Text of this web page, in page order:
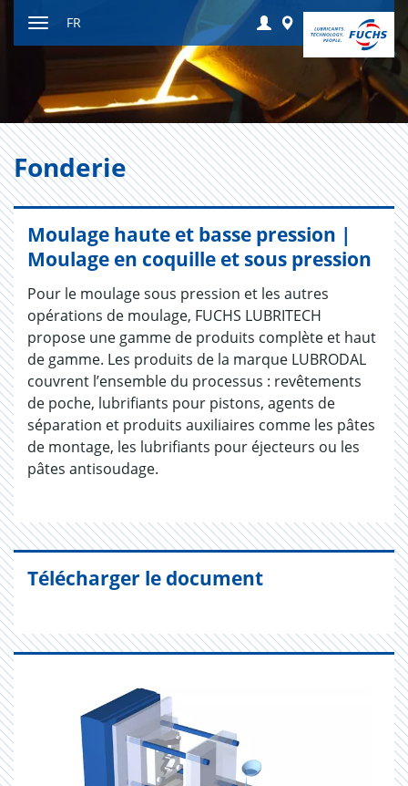
resp.
masquer
navigation
Login Worldwide
FR
Fon­de­rie
Moulage haute et basse pression |
Moulage en coquille et sous pression
Pour le moulage sous pression et les autres
opérations de moulage, FUCHS LUBRITECH
propose une gamme de produits complète et haut
de gamme. Les produits de la marque LUBRODAL
couvrent l’ensemble du processus : revêtements
de poche, lubrifiants pour pistons, agents de
séparation et produits auxiliaires comme les pâtes
de montage, les lubrifiants pour éjecteurs ou les
pâtes antisoudage.
Télécharger le document